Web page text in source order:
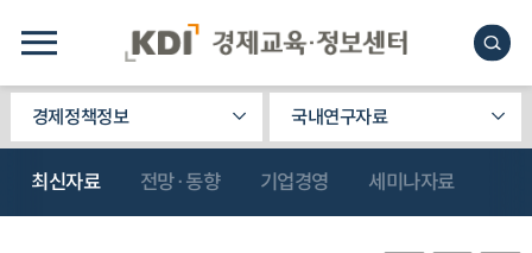
경제정책정보 국내연구자료
최신자료 전망·동향 기업경영 세미나자료